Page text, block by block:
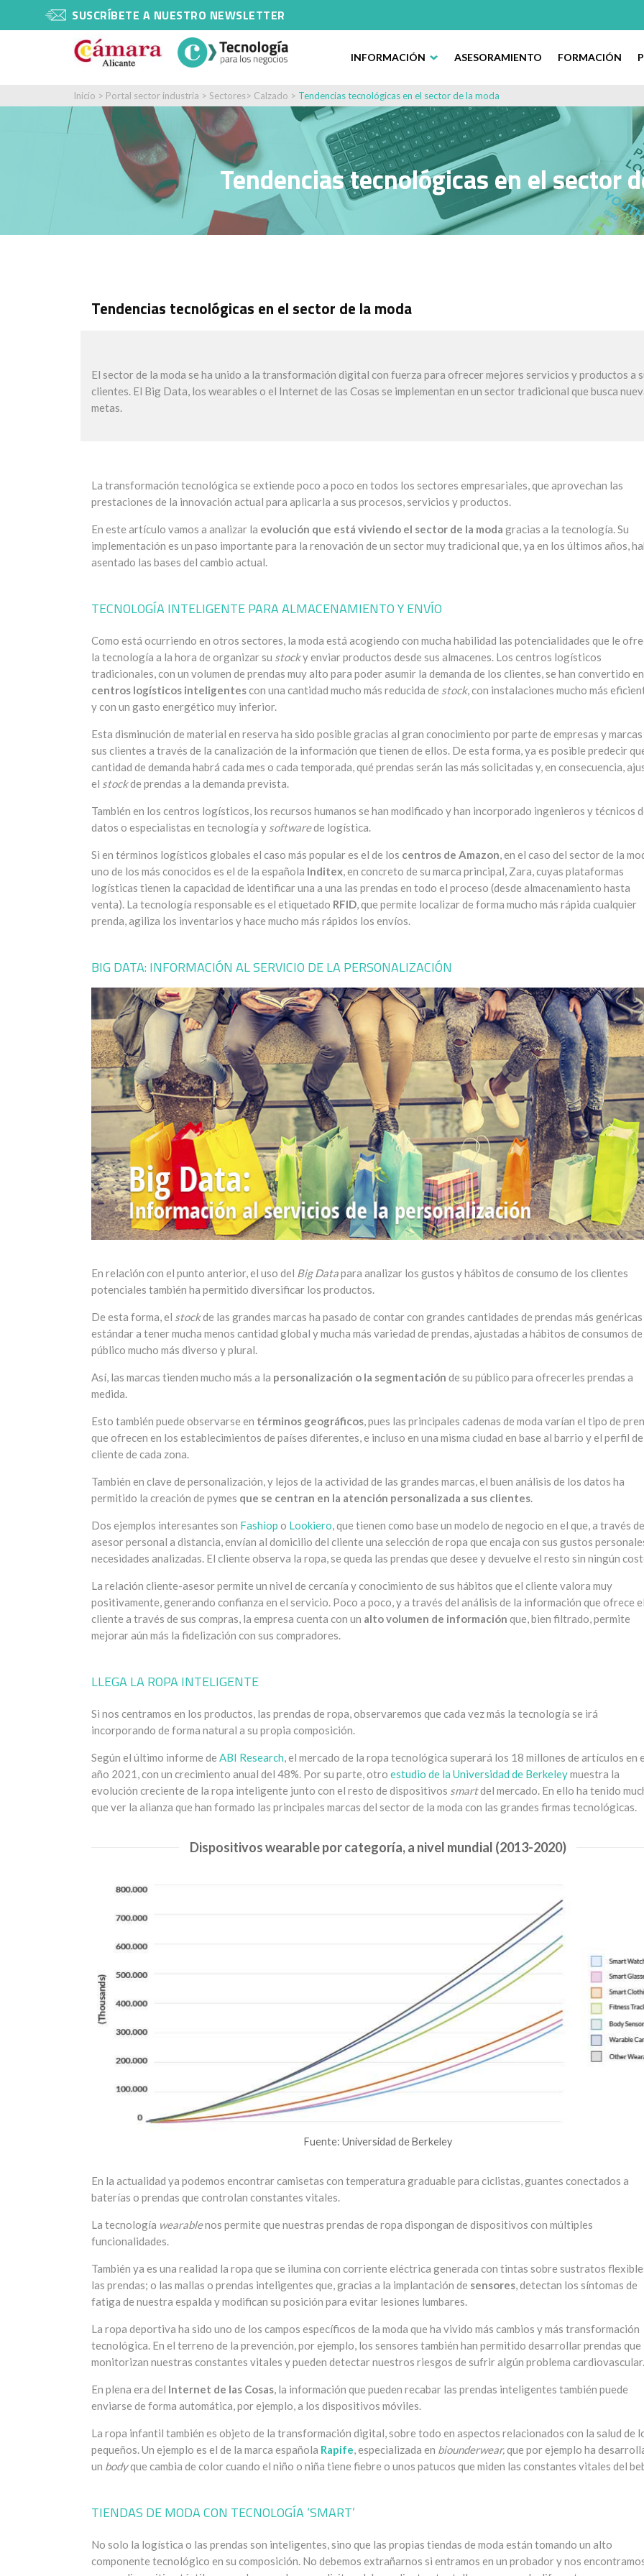
SUSCRÍBETE A NUESTRO NEWSLETTER
INFORMACIÓN ASESORAMIENTO FORMACIÓN
Inicio > Portal sector industria > Sectores> Calzado > Tendencias tecnológicas en el sector de la moda
Tendencias tecnológicas en el sector
Tendencias tecnológicas en el sector de la moda
El sector de la moda se ha unido a la transformación digital con fuerza para ofrecer mejores servicios y productos a
clientes. El Big Data, los wearables o el Internet de las Cosas se implementan en un sector tradicional que busca
metas.
La transformación tecnológica se extiende poco a poco en todos los sectores empresariales, que aprovechan las
prestaciones de la innovación actual para aplicarla a sus procesos, servicios y productos.
En este artículo vamos a analizar la evolución que está viviendo el sector de la moda gracias a la tecnología. Su
implementación es un paso importante para la renovación de un sector muy tradicional que, ya en los últimos años,
asentado las bases del cambio actual.
TECNOLOGÍA INTELIGENTE PARA ALMACENAMIENTO Y ENVÍO
Como está ocurriendo en otros sectores, la moda está acogiendo con mucha habilidad las potencialidades que le
la tecnología a la hora de organizar su stocky enviar productos desde sus almacenes. Los centros logísticos
tradicionales, con un volumen de prendas muy alto para poder asumir la demanda de los clientes, se han convertido en
centros logísticos inteligentescon una cantidad mucho más reducida de stock, con instalaciones mucho más
y con un gasto energético muy inferior.
Esta disminución de material en reserva ha sido posible gracias al gran conocimiento por parte de empresas y marcas
sus clientes a través de la canalización de la información que tienen de ellos. De esta forma, ya es posible predecir
cantidad de demanda habrá cada mes o cada temporada, qué prendas serán las más solicitadas y, en consecuencia,
el stockde prendas a la demanda prevista.
También en los centros logísticos, los recursos humanos se han modificado y han incorporado ingenieros y técnicos
datos o especialistas en tecnología y softwarede logística.
Si en términos logísticos globales el caso más popular es el de los centros de Amazon, en el caso del sector de la
uno de los más conocidos es el de la española Inditex, en concreto de su marca principal, Zara, cuyas plataformas
logísticas tienen la capacidad de identificar una a una las prendas en todo el proceso (desde almacenamiento hasta
venta). La tecnología responsable es el etiquetado RFID, que permite localizar de forma mucho más rápida cualquier
prenda, agiliza los inventarios y hace mucho más rápidos los envíos.
BIG DATA: INFORMACIÓN AL SERVICIO DE LA PERSONALIZACIÓN
En relación con el punto anterior, el uso del Big Datapara analizar los gustos y hábitos de consumo de los clientes
potenciales también ha permitido diversificar los productos.
De esta forma, el stockde las grandes marcas ha pasado de contar con grandes cantidades de prendas más
estándar a tener mucha menos cantidad global y mucha más variedad de prendas, ajustadas a hábitos de consumos de
público mucho más diverso y plural.
Así, las marcas tienden mucho más a la personalización o la segmentación de su público para ofrecerles prendas a
medida.
Esto también puede observarse en términos geográficos, pues las principales cadenas de moda varían el tipo de
que ofrecen en los establecimientos de países diferentes, e incluso en una misma ciudad en base al barrio y el perfil de
cliente de cada zona.
También en clave de personalización, y lejos de la actividad de las grandes marcas, el buen análisis de los datos ha
permitido la creación de pymes que se centran en la atención personalizada a sus clientes.
Dos ejemplos interesantes son Fashiop o Lookiero, que tienen como base un modelo de negocio en el que, a través
asesor personal a distancia, envían al domicilio del cliente una selección de ropa que encaja con sus gustos
necesidades analizadas. El cliente observa la ropa, se queda las prendas que desee y devuelve el resto sin ningún
La relación cliente-asesor permite un nivel de cercanía y conocimiento de sus hábitos que el cliente valora muy
positivamente, generando confianza en el servicio. Poco a poco, y a través del análisis de la información que ofrece el
cliente a través de sus compras, la empresa cuenta con un alto volumen de información que, bien filtrado, permite
mejorar aún más la fidelización con sus compradores.
LLEGA LA ROPA INTELIGENTE
Si nos centramos en los productos, las prendas de ropa, observaremos que cada vez más la tecnología se irá
incorporando de forma natural a su propia composición.
Según el último informe de ABI Research, el mercado de la ropa tecnológica superará los 18 millones de artículos en
año 2021, con un crecimiento anual del 48%. Por su parte, otro estudio de la Universidad de Berkeleymuestra la
evolución creciente de la ropa inteligente junto con el resto de dispositivos smartdel mercado. En ello ha tenido
que ver la alianza que han formado las principales marcas del sector de la moda con las grandes firmas tecnológicas.
Dispositivos wearable por categoría, a nivel mundial (2013-2020)
Fuente: Universidad de Berkeley
En la actualidad ya podemos encontrar camisetas con temperatura graduable para ciclistas, guantes conectados a
baterías o prendas que controlan constantes vitales.
La tecnología wearablenos permite que nuestras prendas de ropa dispongan de dispositivos con múltiples
funcionalidades.
También ya es una realidad la ropa que se ilumina con corriente eléctrica generada con tintas sobre sustratos
las prendas; o las mallas o prendas inteligentes que, gracias a la implantación de sensores, detectan los síntomas de
fatiga de nuestra espalda y modifican su posición para evitar lesiones lumbares.
La ropa deportiva ha sido uno de los campos específicos de la moda que ha vivido más cambios y más transformación
tecnológica. En el terreno de la prevención, por ejemplo, los sensores también han permitido desarrollar prendas que
monitorizan nuestras constantes vitales y pueden detectar nuestros riesgos de sufrir algún problema cardiovascular.
En plena era del Internet de las Cosas, la información que pueden recabar las prendas inteligentes también puede
enviarse de forma automática, por ejemplo, a los dispositivos móviles.
La ropa infantil también es objeto de la transformación digital, sobre todo en aspectos relacionados con la salud de
pequeños. Un ejemplo es el de la marca española Rapife, especializada en biounderwear,que por ejemplo ha
un bodyque cambia de color cuando el niño o niña tiene fiebre o unos patucos que miden las constantes vitales del
TIENDAS DE MODA CON TECNOLOGÍA ‘SMART’
No solo la logística o las prendas son inteligentes, sino que las propias tiendas de moda están tomando un alto
componente tecnológico en su composición. No debemos extrañarnos si entramos en un probador y nos